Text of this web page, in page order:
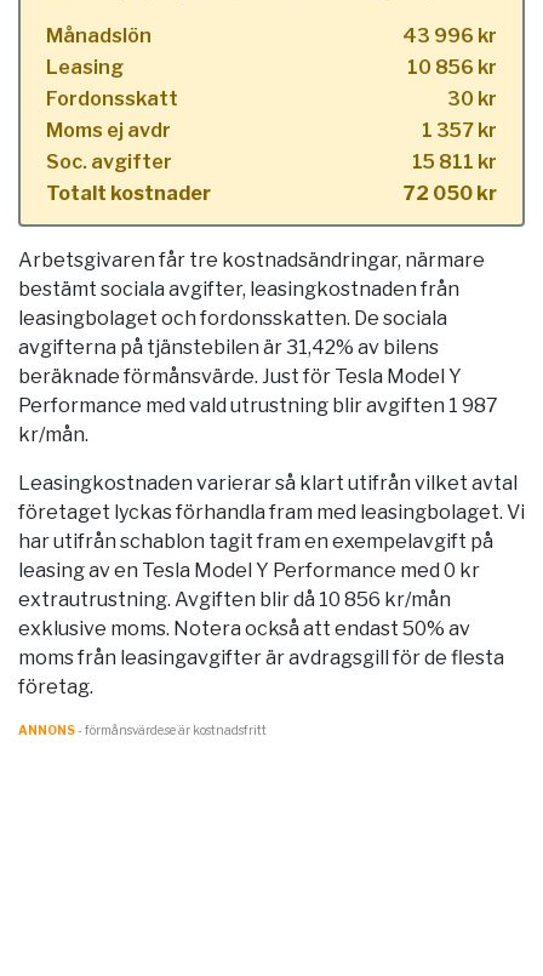
Månadslön
43 996 kr
Leasing
10 856 kr
Fordonsskatt
30 kr
Moms ej avdr
1 357 kr
Soc. avgifter
15 811 kr
Totalt kostnader
72 050 kr
Arbetsgivaren får tre kostnadsändringar, närmare
bestämt sociala avgifter, leasingkostnaden från
leasingbolaget och fordonsskatten. De sociala
avgifterna på tjänstebilen är 31,42% av bilens
beräknade förmånsvärde. Just för Tesla Model Y
Performance med vald utrustning blir avgiften 1 987
kr/mån.
Leasingkostnaden varierar så klart utifrån vilket avtal
företaget lyckas förhandla fram med leasingbolaget. Vi
har utifrån schablon tagit fram en exempelavgift på
leasing av en Tesla Model Y Performance med 0 kr
extrautrustning. Avgiften blir då 10 856 kr/mån
exklusive moms. Notera också att endast 50% av
moms från leasingavgifter är avdragsgill för de flesta
företag.
ANNONS- förmånsvärde.se är kostnadsfritt